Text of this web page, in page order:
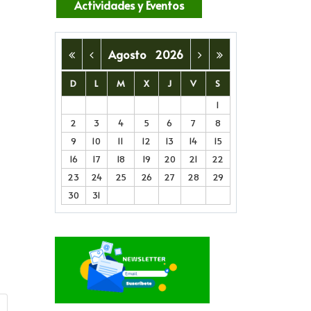
contraseña
Actividades y Eventos
Agosto 2026
D L M X J V
S
1
2
3 4 5 6 7
8
9
10 11 12 13 14
15
16
17 18 19 20 21
22
23
24 25 26 27 28
29
30
31